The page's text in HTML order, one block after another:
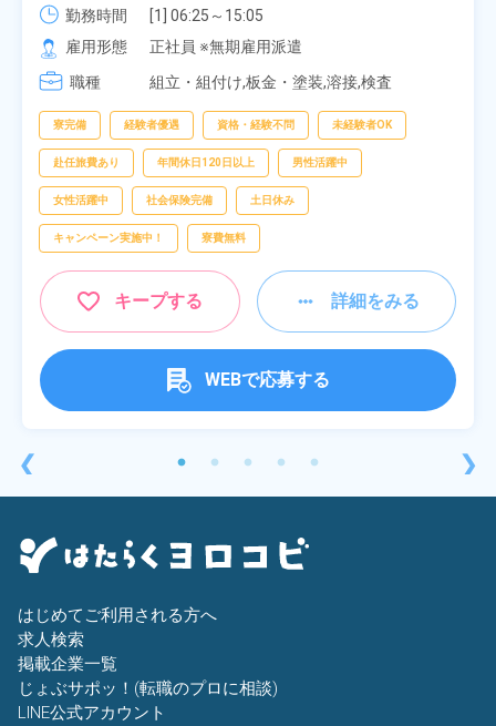
❮
勤務時間
[1] 06:25～15:05
[2] 16:00～00:40
[3] 16:30～01:10
[4] 08:00～16:40
雇用形態
正社員 ※無期雇用派遣
職種
組立・組付け,板金・塗装,溶接,検査
寮完備 経験者優遇 資格・経験不問 未経験者OK
赴任旅費あり 年間休日120日以上 男性活躍中
女性活躍中 社会保険完備 土日休み
キャンペーン実施中！ 寮費無料
キープする 詳細をみる
WEBで応募する
❯
はじめてご利用される方へ
求人検索
掲載企業一覧
じょぶサポッ！(転職のプロに相談)
LINE公式アカウント